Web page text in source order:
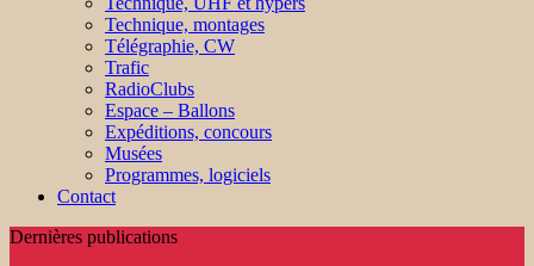
Technique, montages
Télégraphie, CW
Trafic
RadioClubs
Espace – Ballons
Expéditions, concours
Musées
Programmes, logiciels
Contact
Dernières publications